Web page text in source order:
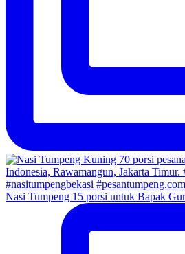
Nasi Tumpeng 15 porsi untuk Bapak